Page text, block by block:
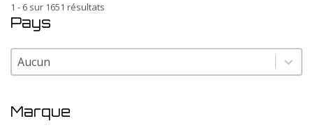
1 - 6 sur 1651 résultats
Pays
Pays
Pays
Marque